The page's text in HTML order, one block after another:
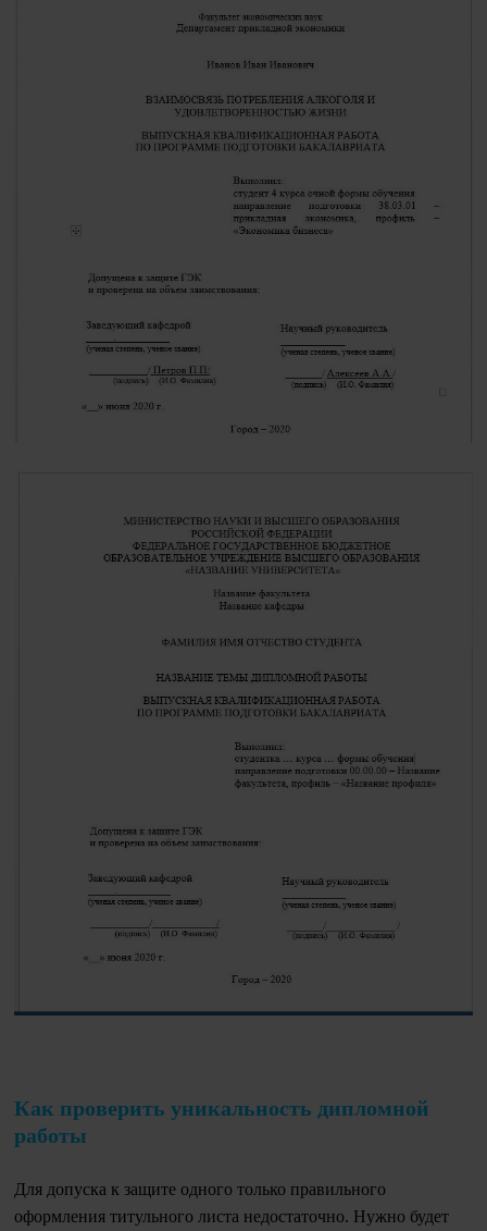
Как проверить уникальность дипломной
работы
Для допуска к защите одного только правильного
оформления титульного листа недостаточно. Нужно будет